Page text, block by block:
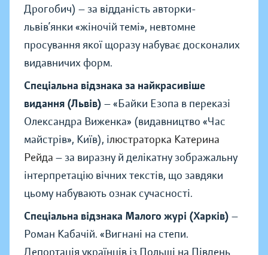
Дрогобич) —за відданість авторки-
львів’янки «жіночій темі», невтомне
просування якої щоразу набуває досконалих
видавничих форм.
Спеціальна відзнака за найкрасивіше
видання (Львів) —«Байки Езопа в переказі
Олександра Виженка» (видавництво «Час
майстрів», Київ), ілюстраторка Катерина
Рейда —за виразну й делікатну зображальну
інтерпретацію вічних текстів, що завдяки
цьому набувають ознак сучасності.
Спеціальна відзнака Малого журі (Харків) —
Роман Кабачій. «Вигнані на степи.
Депортація українців із Польщі на Південь